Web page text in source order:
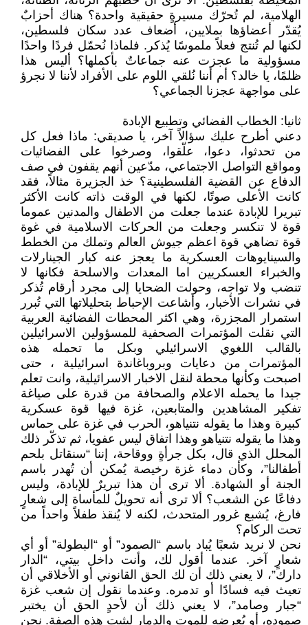
الهلامية، لم تُحرّك مسيرةٍ حقيقية واحدة؟ هناك أحزابٌ
يُقدّر أعضاؤها بملايين، أضعاف عدد سكان فلسطين،
لكنها لم تُنتج فعلاً ملموسًا يُذكر. فلماذا نُحمّل فردًا واحدًا
مسؤولية ما عجزت عنه جماعاتٌ بأكملها؟ أليس هذا
ظلمًا، يا خالد؟ أم أننا نُلقي اللوم على الأفراد لأننا لا نجرؤ
على مواجهة عجزنا الجماعي؟
ثانيا: الخطاب الفضائي وتطبيع الإبادة
دعني أطرح عليك سؤالاً آخر، يا صديقي: ماذا فعل كل
من تحدثوا، دعوا، علّقوا، وصرخوا على الفضائيات
ومواقع التواصل الاجتماعي، مدّعين أنهم يقفون في صف
الدفاع عن القضية الفلسطينية؟ خذ الجزيرة مثالاً، فقد
كانت الأعلى صوتًا، لكنها في الوقت ذاته كانت الأكثر
تبريرا للإبادة عندما جعلت من الاطفال والمدنين عموما
قوة لا تنكسر وجعلت من الحركات الاسلامية في غوة
قوة تضاهي قوة اعظم جيوش العالم وتملك من الخطط
والسينايوهات العسكرية ما يعجز عنه كبار الجينارلات
والخبراء العسكريين اما المعدات والاسلحة فكانها لا
تنضب ولا تواجه، وحولت الضحايا إلى مجرد أرقام تُذكر
في نشرات الأخبار، وأشاعت الإحباط بتحليلاتها التي تُبرر
استمرار المجزرة، وهي اكثر المحطات الفضائية العربية
التي نقلت المؤتمرات الصحفية للمسؤولين الاسرائيلين
بالقالب اللغوي الاسرائيلي وبكل ما تحمله هذه
المؤتمرات من دعايات وبروباغاندة اسرائيلية ، حتى
اصبحت وكأنها محطة لنقل الاخبار الاسرائيلية، وانت تعلم
جيدا ما يحمله الاعلام والصحافة من قدرة على صياغة
تفكير المشاهدين والمتابعين، غزة فيها قوة عسكرية
كبيرة وهذا ما يقوله نتنياهو، الحرب في غزة على حماس
وهذا ما يقوله نتنياهو وهذا اتفاق ليس عفويا، ثم تذكّر ذلك
المحلل الذي قال، بكل جرأةٍ ووقاحة، إننا “سنقاتل بلحم
أطفالنا”، وكأن دماء غزة رخيصة يُمكن أن تُهدر باسم
الجنة أو الشهادة. ألا ترى أن هذا تبريرٌ للإبادة، وليس
دفاعًا عن الشعب؟ ألا ترى أنه تحويلٌ للمأساة إلى شعارٍ
فارغ، يُشبع غرور المتحدث، لكنه لا يُنقذ طفلاً واحداً من
تحت الركام؟
نحن لا نريد شعبًا يُباد باسم “الصمود” أو “البطولة” أو أي
شعارٍ آخر. عندما أقول لك، وأنت داخل بيتي، “الدار
دارك”، لا يعني ذلك أن لك الحق القانوني أو الأخلاقي أن
تعيث فيه فسادًا أو تدمره. وعندما نقول إن شعب غزة
“جبار وصامد”، لا يعني ذلك أن لأحدٍ الحق أن يختبر
صموده، أو يُعرضه للموت والدمار ليثبت هذه الصفة. نحن